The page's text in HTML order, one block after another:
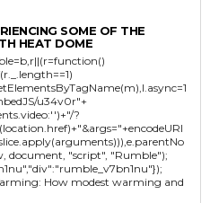
SOME OF THE
HEAT DOME
u34v0r"+
?
document, "script", "Rumble");
How modest warming and